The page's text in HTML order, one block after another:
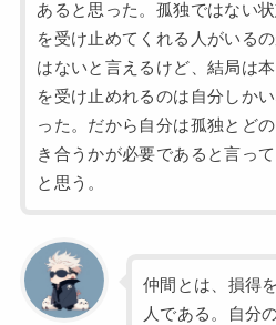
あると思った。孤独ではない
を受け止めてくれる人がいる
はないと言えるけど、結局は
を受け止めれるのは自分しか
った。だから自分は孤独とど
き合うかが必要であると言っ
と思う。
仲間とは、損得
人である。自分